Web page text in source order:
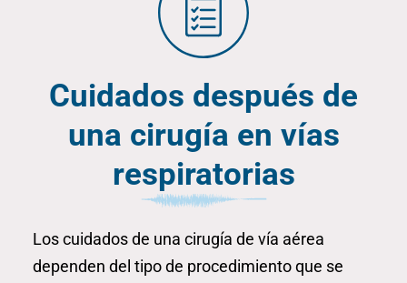
Cuidados después de
una cirugía en vías
respiratorias
Los cuidados de una cirugía de vía aérea
dependen del tipo de procedimiento que se